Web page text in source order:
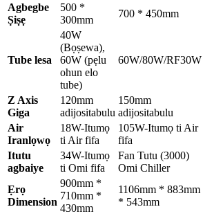
Agbegbe
Ṣiṣẹ
500 *
300mm
700 * 450mm
Tube lesa
40W
(Bọṣewa),
60W (pẹlu
ohun elo
tube)
60W/80W/RF30W
Z Axis
Giga
120mm
adijositabulu
150mm
adijositabulu
Air
Iranlọwọ
18W-Itumọ
ti Air fifa
105W-Itumọ ti Air
fifa
Itutu
agbaiye
34W-Itumọ
ti Omi fifa
Fan Tutu (3000)
Omi Chiller
Ẹrọ
Dimension
900mm *
710mm *
430mm
1106mm * 883mm
* 543mm